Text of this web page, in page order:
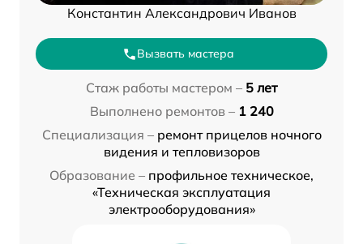
Константин Александрович Иванов
Вызвать мастера
Стаж работы мастером – 5 лет
Выполнено ремонтов – 1 240
Специализация – ремонт прицелов ночного
видения и тепловизоров
Образование – профильное техническое,
«Техническая эксплуатация
электрооборудования»